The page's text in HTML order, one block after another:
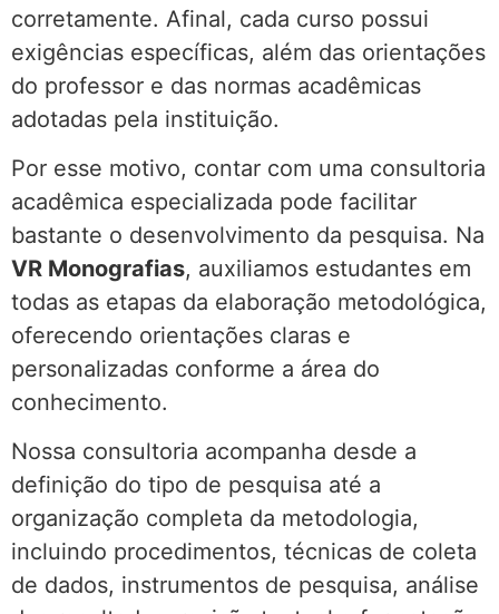
corretamente. Afinal, cada curso possui
exigências específicas, além das orientações
do professor e das normas acadêmicas
adotadas pela instituição.
Por esse motivo, contar com uma consultoria
acadêmica especializada pode facilitar
bastante o desenvolvimento da pesquisa. Na
VR Monografias, auxiliamos estudantes em
todas as etapas da elaboração metodológica,
oferecendo orientações claras e
personalizadas conforme a área do
conhecimento.
Nossa consultoria acompanha desde a
definição do tipo de pesquisa até a
organização completa da metodologia,
incluindo procedimentos, técnicas de coleta
de dados, instrumentos de pesquisa, análise